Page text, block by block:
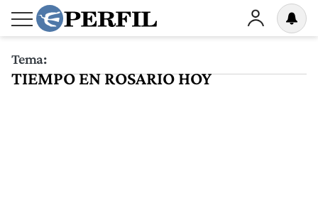
Tema:
TIEMPO EN ROSARIO HOY